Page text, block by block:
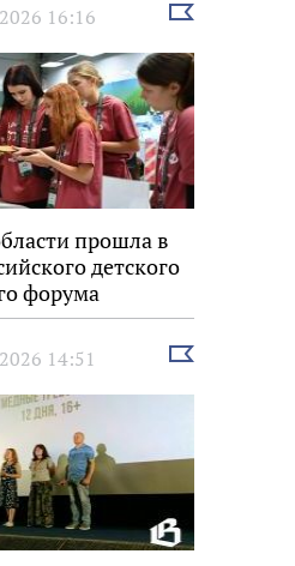
16:16
Выбрать
прошла в
детского
форума
14:51
Выбрать